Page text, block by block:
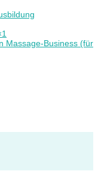
Massage-Business (für